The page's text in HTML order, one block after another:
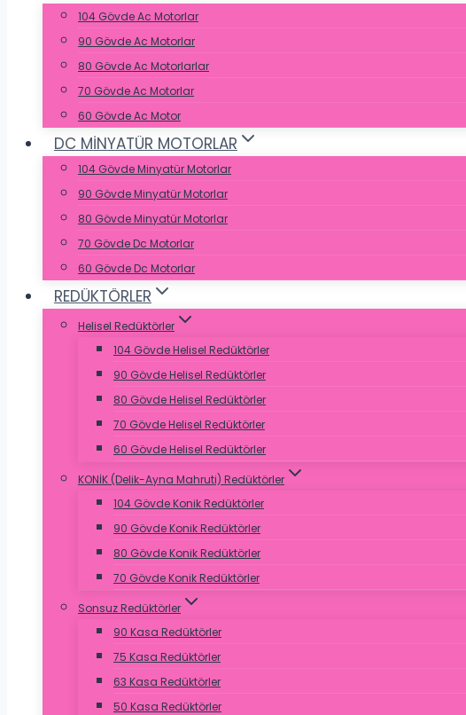
104 Gövde Ac Motorlar
90 Gövde Ac Motorlar
80 Gövde Ac Motorlarlar
70 Gövde Ac Motorlar
60 Gövde Ac Motor
DC MİNYATÜR MOTORLAR
104 Gövde Minyatür Motorlar
90 Gövde Minyatür Motorlar
80 Gövde Minyatür Motorlar
70 Gövde Dc Motorlar
60 Gövde Dc Motorlar
REDÜKTÖRLER
Helisel Redüktörler
104 Gövde Helisel Redüktörler
90 Gövde Helisel Redüktörler
80 Gövde Helisel Redüktörler
70 Gövde Helisel Redüktörler
60 Gövde Helisel Redüktörler
KONİK (Delik-Ayna Mahruti) Redüktörler
104 Gövde Konik Redüktörler
90 Gövde Konik Redüktörler
80 Gövde Konik Redüktörler
70 Gövde Konik Redüktörler
Sonsuz Redüktörler
90 Kasa Redüktörler
75 Kasa Redüktörler
63 Kasa Redüktörler
50 Kasa Redüktörler